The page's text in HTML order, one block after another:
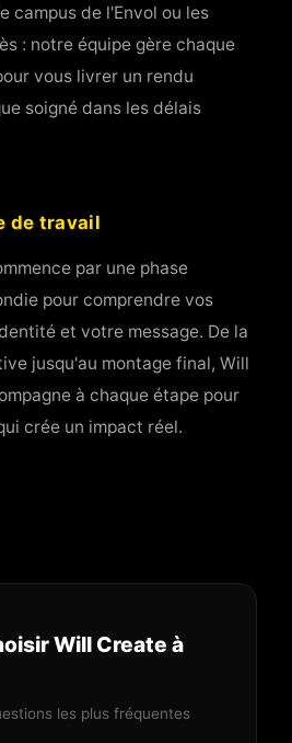
campus de l'Envol ou les
: notre équipe gère chaque
vous livrer un rendu
soigné dans les délais
de travail
par une phase
pour comprendre vos
et votre message. De la
jusqu'au montage final, Will
à chaque étape pour
crée un impact réel.
Will Create à
les plus fréquentes